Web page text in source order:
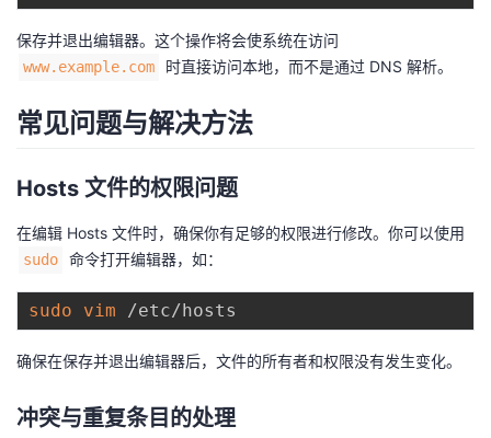
保存并退出编辑器。这个操作将会使系统在访问
www.example.com 时直接访问本地，而不是通过 DNS 解析。
常见问题与解决方法
Hosts 文件的权限问题
在编辑 Hosts 文件时，确保你有足够的权限进行修改。你可以使用
sudo 命令打开编辑器，如：
sudo vim
确保在保存并退出编辑器后，文件的所有者和权限没有发生变化。
冲突与重复条目的处理